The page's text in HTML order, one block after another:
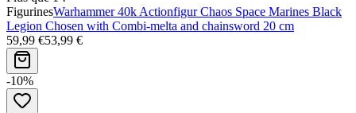
FigurinesWarhammer 40k Actionfigur Chaos Space Marines Black
Legion Chosen with Combi-melta and chainsword 20 cm
59,99 €53,99 €
-10%